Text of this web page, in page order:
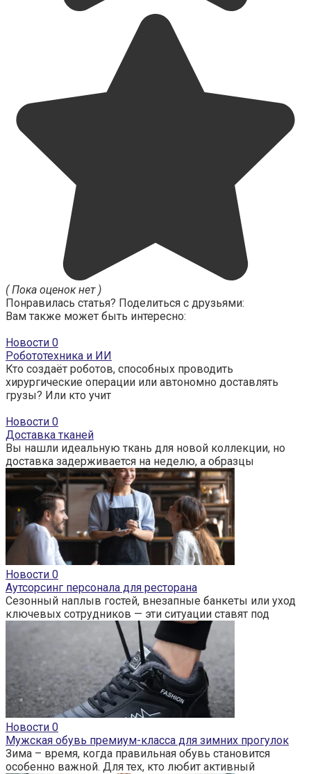
( Пока оценок нет )
Понравилась статья? Поделиться с друзьями:
Вам также может быть интересно:
Новости 0
Робототехника и ИИ
Кто создаёт роботов, способных проводить
хирургические операции или автономно доставлять
грузы? Или кто учит
Новости 0
Доставка тканей
Вы нашли идеальную ткань для новой коллекции, но
доставка задерживается на неделю, а образцы
Новости 0
Аутсорсинг персонала для ресторана
Сезонный наплыв гостей, внезапные банкеты или уход
ключевых сотрудников — эти ситуации ставят под
Новости 0
Мужская обувь премиум-класса для зимних прогулок
Зима – время, когда правильная обувь становится
особенно важной. Для тех, кто любит активный